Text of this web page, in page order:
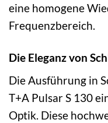
eine homogene
Frequenzbereich.
Die Eleganz von
Die Ausführung in
T+A Pulsar S 130
Optik. Diese